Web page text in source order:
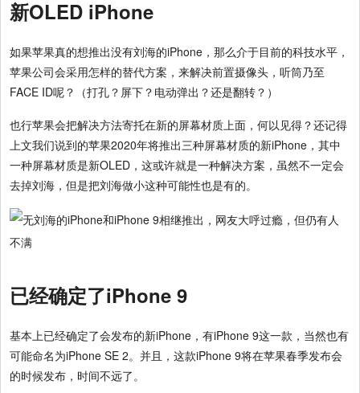
新OLED iPhone
如果苹果真的想推出没有刘海的iPhone，那么介于目前的科技水平，
苹果公司会采用怎样的替代方案，来解决前置摄像头，听筒乃至
FACE ID呢？（打孔？屏下？电动弹出？还是翻转？）
也行苹果会把解决方法寄托在新的屏幕材质上面，何以见得？还记得
上文我们说到的苹果2020年将推出三种屏幕材质的新iPhone，其中
一种屏幕材质是新OLED，这或许就是一种解决方案，虽然不一定会
去掉刘海，但是把刘海做小这种可能性也是有的。
已经确定了iPhone 9
基本上已经确定了会发布的新iPhone，有iPhone 9这一款，当然也有
可能命名为iPhone SE 2。并且，这款iPhone 9将在苹果春季发布会
的时候发布，时间不远了。